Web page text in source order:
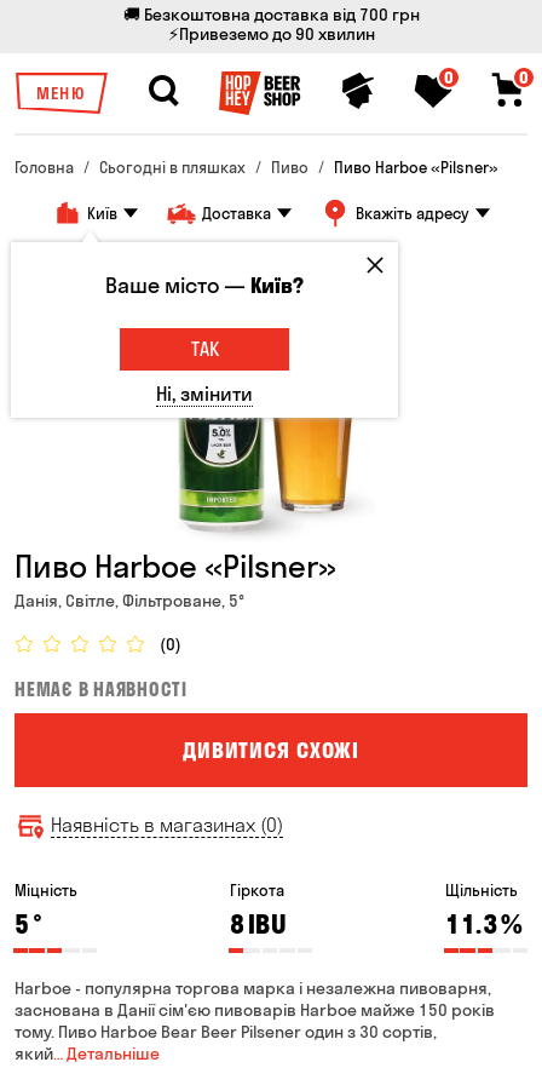
🚚 Безкоштовна доставка від 700 грн
⚡Привеземо до 90 хвилин
МЕНЮ
0 0
Головна Сьогодні в пляшках Пиво Пиво Harboe «Pilsner»
Київ Доставка Вкажіть адресу
Пиво Harboe «Pilsner»
Данія, Світле, Фільтроване, 5°
(0)
НЕМАЄ В НАЯВНОСТІ
ДИВИТИСЯ СХОЖІ
Наявність в магазинах (0)
Міцність
5°
Гіркота
8IBU
Щільність
11.3%
Harboe - популярна торгова марка і незалежна пивоварня,
заснована в Данії сім'єю пивоварів Harboe майже 150 років
тому. Пиво Harboe Bear Beer Pilsener один з 30 сортів,
який… Детальніше
Ваше місто —Київ?
ТАК
Ні, змінити